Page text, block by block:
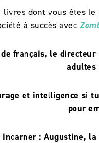
livres dont vous êtes le
à succès avec
français, le
adultes
et intelligence si
pour
: Augustine,